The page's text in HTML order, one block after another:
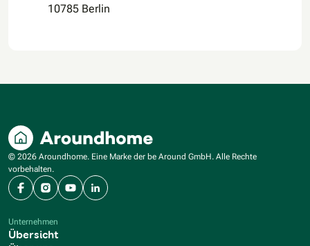
10785 Berlin
© 2026 Aroundhome. Eine Marke der be Around GmbH. Alle Rechte
vorbehalten.
FacebookInstagram
YouTubeLinkedIn
Unternehmen
Übersicht